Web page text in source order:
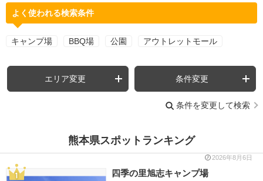
よく使われる検索条件
キャンプ場 BBQ場 公園 アウトレットモール
エリア変更 条件変更
条件を変更して検索
熊本県スポットランキング
2026年8月6日
四季の里旭志キャンプ場